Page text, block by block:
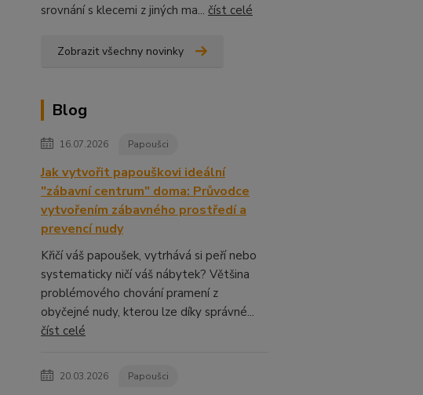
srovnání s klecemi z jiných ma... číst celé
Zobrazit všechny novinky
Blog
16.07.2026 Papoušci
Jak vytvořit papouškovi ideální
"zábavní centrum" doma: Průvodce
vytvořením zábavného prostředí a
prevencí nudy
Křičí váš papoušek, vytrhává si peří nebo
systematicky ničí váš nábytek? Většina
problémového chování pramení z
obyčejné nudy, kterou lze díky správné...
číst celé
20.03.2026 Papoušci